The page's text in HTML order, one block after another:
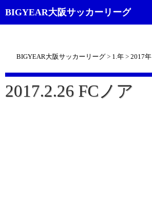
BIGYEAR大阪サッカーリーグ
索
BIGYEAR大阪サッカーリーグ > 1.年 > 2017年
2017.2.26 FCノア